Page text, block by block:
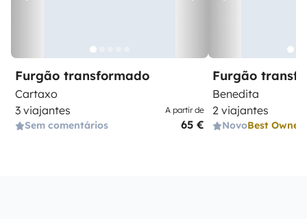
Furgão transformado
Cartaxo
3 viajantes
Sem comentários
A partir de
65 €
Furgão
Benedita
2 viajantes
NovoBest Owner